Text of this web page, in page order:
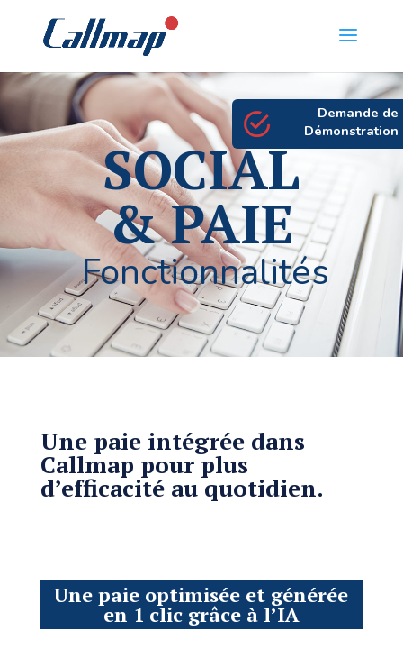
SOCIAL
& PAIE
Fonctionnalités
Une paie intégrée dans
Callmap pour plus
d’efficacité au quotidien.
Une paie optimisée et générée
en 1 clic grâce à l’IA
Demande de
Démonstration